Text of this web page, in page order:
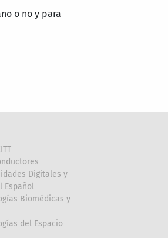
o no y para
Digitales y
Español
Biomédicas y
del Espacio